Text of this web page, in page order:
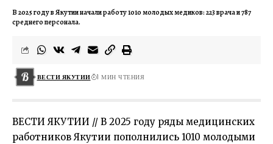
В 2025 году в Якутии начали работу 1010 молодых медиков: 223 врача и 787
среднего персонала.
ВЕСТИ ЯКУТИИ 1 МИН ЧТЕНИЯ
ВЕСТИ ЯКУТИИ // В 2025 году ряды медицинских
работников Якутии пополнились 1010 молодыми